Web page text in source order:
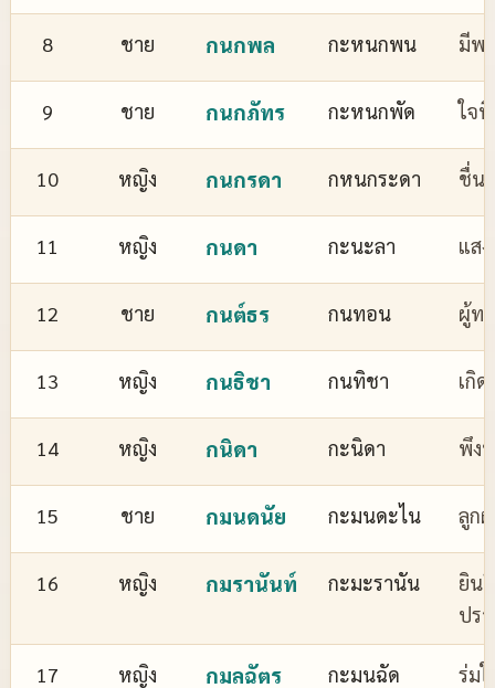
8 ชาย กนกพล กะหนกพน มีพ
9 ชาย กนกภัทร กะหนกพัด ใจ
10 หญิง กนกรดา กหนกระดา ชื่น
11 หญิง กนดา กะนะลา แสง
12 ชาย กนต์ธร กนทอน ผู้ท
13 หญิง กนธิชา กนทิชา เกิด
14 หญิง กนิดา กะนิดา พึง
15 ชาย กมนดนัย กะมนดะไน ลูก
16 หญิง กมรานันท์ กะมะรานัน
ยิน
ปร
17 หญิง กมลฉัตร กะมนฉัด ร่มใ